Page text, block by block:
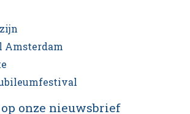
Amsterdam
onze nieuwsbrief